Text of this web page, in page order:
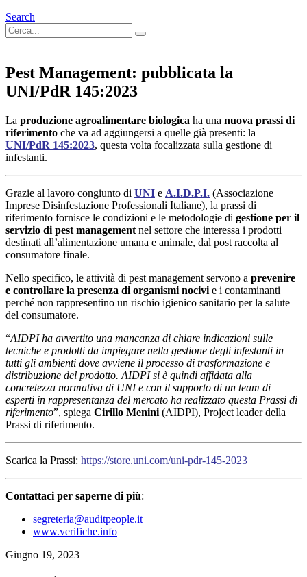
Search
Pest Management: pubblicata la
UNI/PdR 145:2023
La produzione agroalimentare biologica ha una nuova prassi di
riferimento che va ad aggiungersi a quelle già presenti: la
UNI/PdR 145:2023, questa volta focalizzata sulla gestione di
infestanti.
Grazie al lavoro congiunto di UNI e A.I.D.P.I. (Associazione
Imprese Disinfestazione Professionali Italiane), la prassi di
riferimento fornisce le condizioni e le metodologie di gestione per il
servizio di pest management nel settore che interessa i prodotti
destinati all’alimentazione umana e animale, dal post raccolta al
consumatore finale.
Nello specifico, le attività di pest management servono a prevenire
e controllare la presenza di organismi nocivi e i contaminanti
perché non rappresentino un rischio igienico sanitario per la salute
del consumatore.
“AIDPI ha avvertito una mancanza di chiare indicazioni sulle
tecniche e prodotti da impiegare nella gestione degli infestanti in
tutti gli ambienti dove avviene il processo di trasformazione e
distribuzione del prodotto. AIDPI si è quindi affidata alla
concretezza normativa di UNI e con il supporto di un team di
esperti in rappresentanza del mercato ha realizzato questa Prassi di
riferimento”, spiega Cirillo Menini (AIDPI), Project leader della
Prassi di riferimento.
Scarica la Prassi: https://store.uni.com/uni-pdr-145-2023
Contattaci per saperne di più:
segreteria@auditpeople.it
www.verifiche.info
Giugno 19, 2023